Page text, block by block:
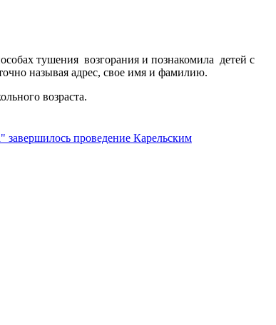
тушения возгорания и познакомила детей с
называя адрес, свое имя и фамилию.
возраста.
проведение Карельским